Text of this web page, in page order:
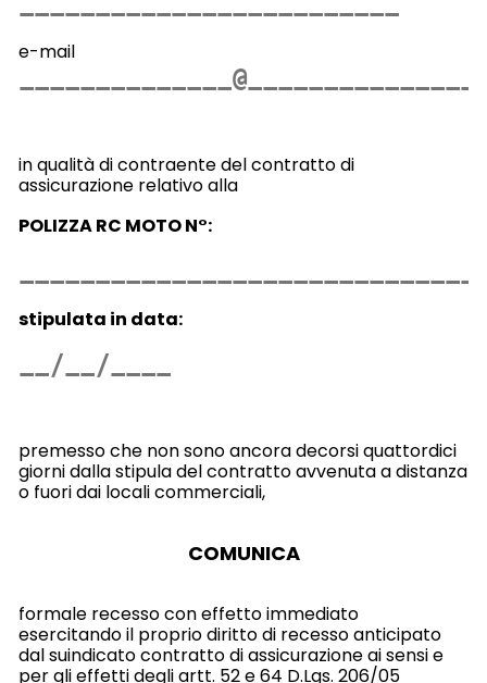
e-mail
in qualità di contraente del contratto di
assicurazione relativo alla
POLIZZA RC MOTO N°:
stipulata in data:
premesso che non sono ancora decorsi quattordici
giorni dalla stipula del contratto avvenuta a distanza
o fuori dai locali commerciali,
COMUNICA
formale recesso con effetto immediato
esercitando il proprio diritto di recesso anticipato
dal suindicato contratto di assicurazione ai sensi e
per gli effetti degli artt. 52 e 64 D.Lgs. 206/05